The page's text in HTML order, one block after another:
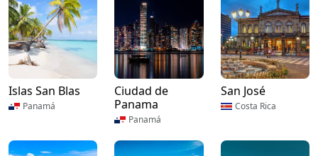
Islas San Blas
Panamá
Ciudad de
Panama
Panamá
San José
Costa Rica